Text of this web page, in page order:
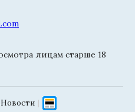
лицам старше 18
|